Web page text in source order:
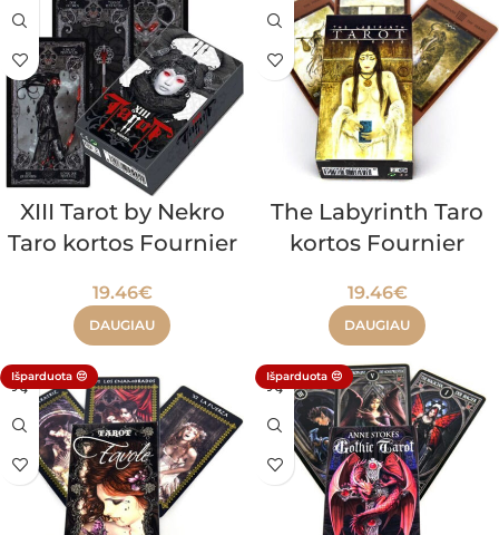
XIII Tarot by Nekro
Taro kortos Fournier
19.46€
DAUGIAU
The Labyrinth Taro
kortos Fournier
19.46€
DAUGIAU
Išparduota 😔 Išparduota 😔